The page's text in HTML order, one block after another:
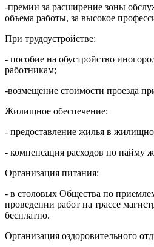
-премии за расширение зоны
объема работы, за высокое
При трудоустройстве:
- пособие на обустройство
работникам;
-возмещение стоимости проезда
Жилищное обеспечение:
- предоставление жилья в
- компенсация расходов по найму
Организация питания:
- в столовых Общества по
проведении работ на трассе
бесплатно.
Организация оздоровительного